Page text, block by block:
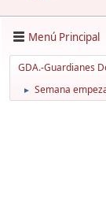
Menú Principal
GDA.-Guardianes
► Semana